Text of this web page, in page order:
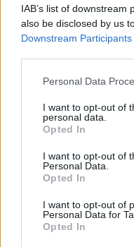
IAB’s list of
also be disclosed by us
Downstream Participants
Please note that this
not limited to your visit
grant or deny consent
use your data for below
consent section.
Personal Data
I want to opt-out of
personal data.
Opted In
I want to opt-out of
Personal Data.
Opted In
I want to opt-out of
Personal Data for
Opted In